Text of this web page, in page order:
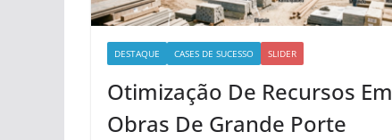
DESTAQUE CASES DE SUCESSO SLIDER
Otimização De Recursos Em
Obras De Grande Porte